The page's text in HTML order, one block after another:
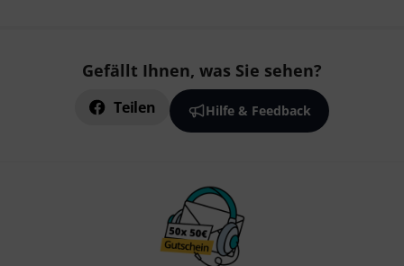
Gefällt Ihnen, was Sie sehen?
Teilen Hilfe & Feedback